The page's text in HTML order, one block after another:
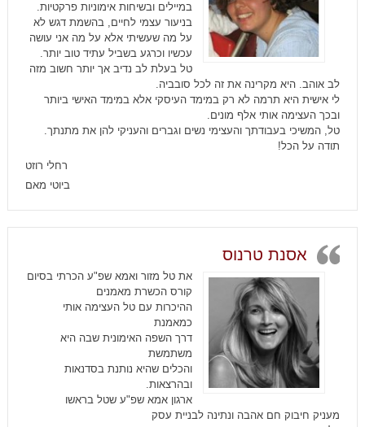
במיילים ובשיחות אימוניות פרקטיות.
בניעור עצמי לחיים, בהשמת דגש לא
על מה שעשיתי אלא על מה אני עושה
עכשיו וכרגע בשביל עתיד טוב יותר.
טל בעלת לב נדיב אך יותר חשוב מזה
לב אוהב. היא מקרינה את זה לכל סובביה.
לי אישית היא תרמה לא רק במימד העיסקי אלא במימד האישי ביותר
ובכך העצימה אותי אלף מונים.
טל, המשיכי בעבודתך והעצימי נשים וגברים והעניקי להן את מתנתך.
תודה על הכל!
רחלי רוזט
ביוטי מאם
אסנת טרנוס
את טל מזור ואמא שפ"ע הכרתי בסיום
קורס הכשרת מאמנים
ההיכרות עם טל העצימה אותי
כמאמנת
דרך השפה האימונית שבה היא
משתמשת
והכלים שהיא נותנת בסדנאות
ובהרצאות.
ארגון אמא שפ"ע שטל בראשו
מעניק חיבוק חם אהבה ונתינה לבניית עסק